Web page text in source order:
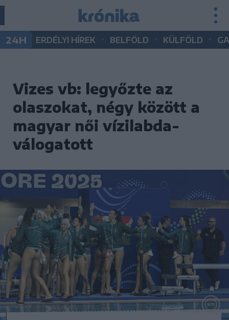
24H ERDÉLYI HÍREK BELFÖLD KÜLFÖLD
Vizes vb: legyőzte az
olaszokat, négy között a
magyar női vízilabda-
válogatott